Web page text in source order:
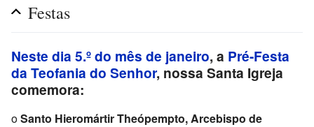
Festas
Neste dia 5.º do mês de janeiro, a Pré-Festa
da Teofania do Senhor, nossa Santa Igreja
comemora:
oSanto Hieromártir Theópempto, Arcebispo de